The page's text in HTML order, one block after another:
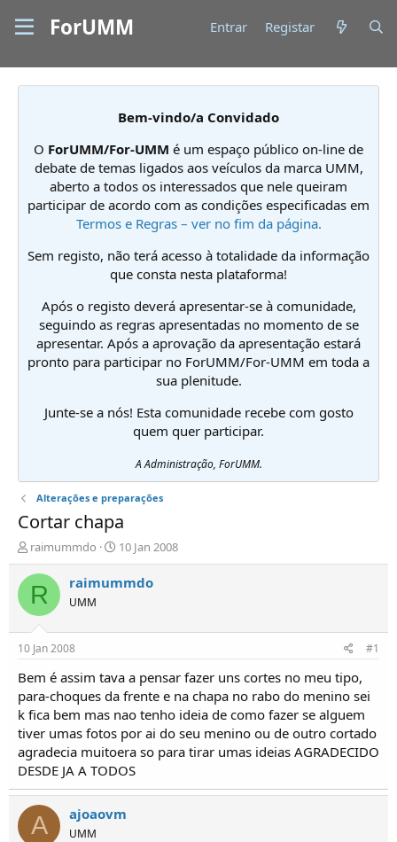
ForUMM Entrar Registar
Bem-vindo/a Convidado
O ForUMM/For-UMM é um espaço público on-line de
debate de temas ligados aos veículos da marca UMM,
aberto a todos os interessados que nele queiram
participar de acordo com as condições especificadas em
Termos e Regras – ver no fim da página.
Sem registo, não terá acesso à totalidade da informação
que consta nesta plataforma!
Após o registo deverá apresentar-se à comunidade,
seguindo as regras apresentadas no momento de se
apresentar. Após a aprovação da apresentação estará
pronto para participar no ForUMM/For-UMM em toda a
sua plenitude.
Junte-se a nós! Esta comunidade recebe com gosto
quem quer participar.
A Administração, ForUMM.
Alterações e preparações
Cortar chapa
I
n
i
i
d
o
r
e
T
ó
p
i
c
o
raimummdo
D
a
t
í
i
o
10 Jan 2008
R raimummdo
UMM
10 Jan 2008 #1
Bem é assim tava a pensar fazer uns cortes no meu tipo,
para-choques da frente e na chapa no rabo do menino sei
k fica bem mas nao tenho ideia de como fazer se alguem
tiver umas fotos por ai do seu menino ou de outro cortado
agradecia muitoera so para tirar umas ideias AGRADECIDO
DESDE JA A TODOS
A ajoaovm
UMM